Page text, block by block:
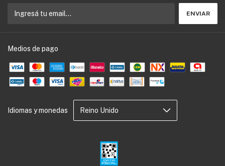
Medios de pago
Idiomas y monedas